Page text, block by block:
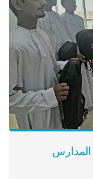
المدارس